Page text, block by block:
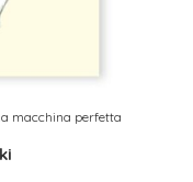
macchina perfetta